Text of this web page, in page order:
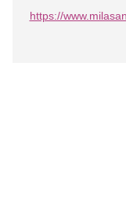
https://